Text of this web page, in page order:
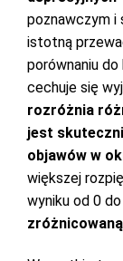
poznawczym i
istotną
porównaniu
cechuje się
rozróżnia
jest
objawów w
większej
wyniku od 0